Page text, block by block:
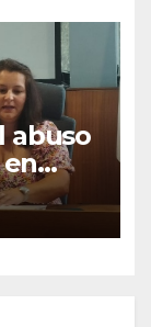
abuso